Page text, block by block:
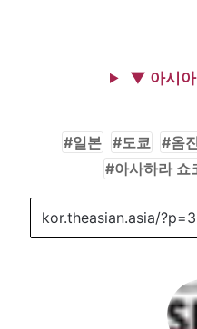
▼ 아시
일본 도쿄 옴
아사하라 쇼